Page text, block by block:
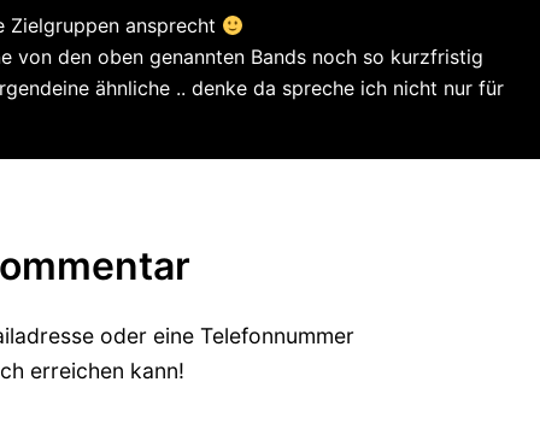
Zielgruppen ansprecht
von den oben genannten Bands noch so kurzfristig
ähnliche .. denke da spreche ich nicht nur für
oder eine Telefonnummer
erreichen kann!